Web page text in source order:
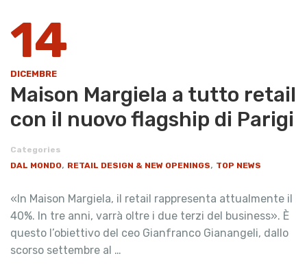
14
DICEMBRE
Maison Margiela a tutto retail
con il nuovo flagship di Parigi
Categories
DAL MONDO, RETAIL DESIGN & NEW OPENINGS, TOP NEWS
«In Maison Margiela, il retail rappresenta attualmente il
40%. In tre anni, varrà oltre i due terzi del business». È
questo l’obiettivo del ceo Gianfranco Gianangeli, dallo
scorso settembre al …